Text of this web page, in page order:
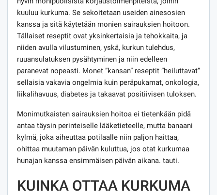
kuuluu kurkuma. Se sekoitetaan useiden ainesosien
kanssa ja sitä käytetään monien sairauksien hoitoon.
Tällaiset reseptit ovat yksinkertaisia ​​ja tehokkaita, ja
niiden avulla vilustuminen, yskä, kurkun tulehdus,
ruuansulatuksen pysähtyminen ja niin edelleen
paranevat nopeasti. Monet ”kansan” reseptit ”heiluttavat”
sellaisia ​​vakavia ongelmia kuin peräpukamat, onkologia,
liikalihavuus, diabetes ja takaavat positiivisen tuloksen.
Monimutkaisten sairauksien hoitoa ei tietenkään pidä
antaa täysin perinteiselle lääketieteelle, mutta banaani
kylmä, joka aiheuttaa potilaalle niin paljon haittaa,
ohittaa muutaman päivän kuluttua, jos otat kurkumaa
hunajan kanssa ensimmäisen päivän aikana. tauti.
KUINKA OTTAA KURKUMA